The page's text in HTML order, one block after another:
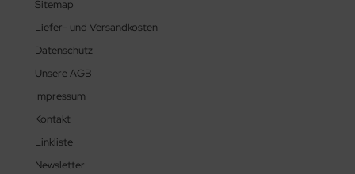
Sitemap
Liefer- und Versandkosten
Datenschutz
Unsere AGB
Impressum
Kontakt
Linkliste
Newsletter